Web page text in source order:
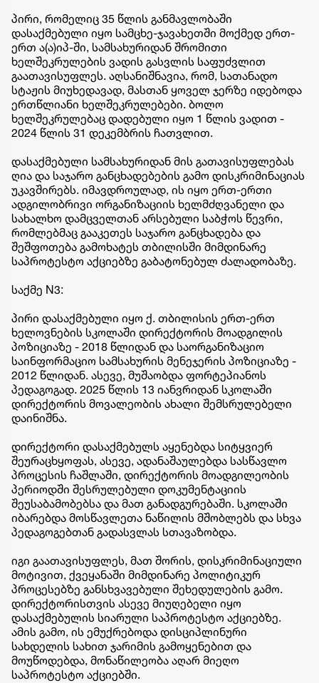
პირი, რომელიც 35 წლის განმავლობაში
დასაქმებული იყო სამცხე-ჯავახეთში მოქმედ ერთ-
ერთ ა(ა)იპ-ში, სამსახურიდან შრომითი
ხელშეკრულების ვადის გასვლის საფუძვლით
გაათავისუფლეს. აღსანიშნავია, რომ, სათანადო
სტაჟის მიუხედავად, მასთან ყოველ ჯერზე იდებოდა
ერთწლიანი ხელშეკრულებები. ბოლო
ხელშეკრულებაც დადებული იყო 1 წლის ვადით -
2024 წლის 31 დეკემბრის ჩათვლით.
დასაქმებული სამსახურიდან მის გათავისუფლებას
ღია და საჯარო განცხადებების გამო დისკრიმინაციას
უკავშირებს. იმავდროულად, ის იყო ერთ-ერთი
ადგილობრივი ორგანიზაციის ხელმძღვანელი და
სახალხო დამცველთან არსებული საბჭოს წევრი,
რომლებმაც გააკეთეს საჯარო განცხადება და
შეშფოთება გამოხატეს თბილისში მიმდინარე
საპროტესტო აქციებზე გაბატონებულ ძალადობაზე.
საქმე N3:
პირი დასაქმებული იყო ქ. თბილისის ერთ-ერთ
ხელოვნების სკოლაში დირექტორის მოადგილის
პოზიციაზე - 2018 წლიდან და საორგანიზაციო
საინფორმაციო სამსახურის მენეჯერის პოზიციაზე -
2012 წლიდან. ასევე, მუშაობდა ფორტეპიანოს
პედაგოგად. 2025 წლის 13 იანვრიდან სკოლაში
დირექტორის მოვალეობის ახალი შემსრულებელი
დაინიშნა.
დირექტორი დასაქმებულს აყენებდა სიტყვიერ
შეურაცხყოფას, ასევე, ადანაშაულებდა სასწავლო
პროცესის ჩაშლაში, დირექტორის მოადგილეობის
პერიოდში შესრულებული დოკუმენტაციის
შეუსაბამობებსა და მათ განადგურებაში. სკოლაში
იბარებდა მოსწავლეთა ნაწილის მშობლებს და სხვა
პედაგოგებთან გადასვლას სთავაზობდა.
იგი გაათავისუფლეს, მათ შორის, დისკრიმინაციული
მოტივით, ქვეყანაში მიმდინარე პოლიტიკურ
პროცესებზე განსხვავებული შეხედულების გამო.
დირექტორისთვის ასევე მიუღებელი იყო
დასაქმებულის სიარული საპროტესტო აქციებზე.
ამის გამო, ის ემუქრებოდა დისციპლინური
სახდელის სახით ჯარიმის გამოყენებით და
მოუწოდებდა, მონაწილეობა აღარ მიეღო
საპროტესტო აქციებში.